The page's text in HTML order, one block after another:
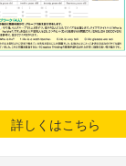
詳しくはこちら